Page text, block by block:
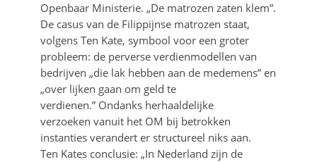
Openbaar Ministerie. „De matrozen zaten klem”.
De casus van de Filippijnse matrozen staat,
volgens Ten Kate, symbool voor een groter
probleem: de perverse verdienmodellen van
bedrijven „die lak hebben aan de medemens” en
„over lijken gaan om geld te
verdienen.” Ondanks herhaaldelijke
verzoeken vanuit het OM bij betrokken
instanties verandert er structureel niks aan.
Ten Kates conclusie: „In Nederland zijn de